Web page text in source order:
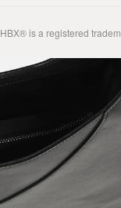
HBX® is a registered